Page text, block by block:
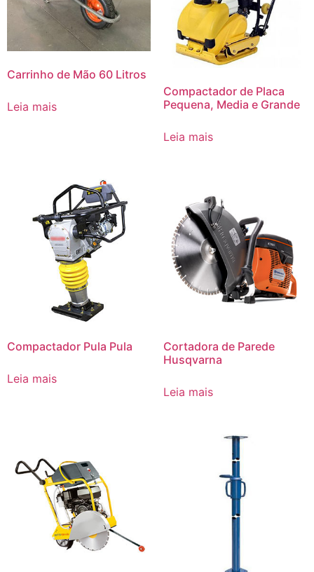
Carrinho de Mão 60 Litros
Leia mais
Compactador de Placa
Pequena, Media e Grande
Leia mais
Compactador Pula Pula
Leia mais
Cortadora de Parede
Husqvarna
Leia mais